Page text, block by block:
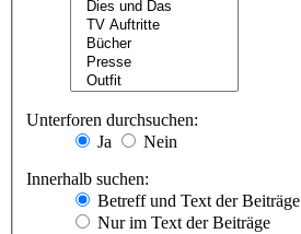
Unterforen durchsuchen:
Ja
Nein
Innerhalb suchen:
Betreff und Text der Beiträge
Nur im Text der Beiträge